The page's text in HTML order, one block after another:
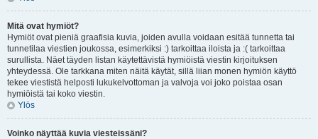
Mitä ovat hymiöt?
Hymiöt ovat pieniä graafisia kuvia, joiden avulla voidaan esitää tunnetta tai
tunnetilaa viestien joukossa, esimerkiksi :) tarkoittaa iloista ja :( tarkoittaa
surullista. Näet täyden listan käytettävistä hymiöistä viestin kirjoituksen
yhteydessä. Ole tarkkana miten näitä käytät, sillä liian monen hymiön käyttö
tekee viestistä helposti lukukelvottoman ja valvoja voi joko poistaa osan
hymiöistä tai koko viestin.
Ylös
Voinko näyttää kuvia viesteissäni?